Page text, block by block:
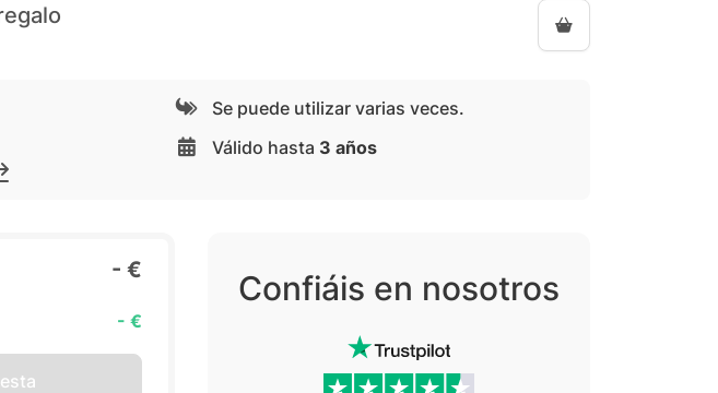
Se puede utilizar varias veces.
Válido hasta 3 años
- €
- €
Confiáis en nosotros